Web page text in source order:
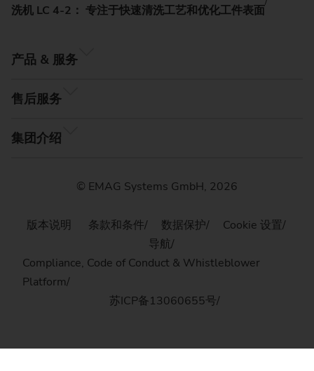
洗机 LC 4-2： 专注于快速清洗工艺和优化工件表面
产品 & 服务
售后服务
集团介绍
© EMAG Systems GmbH, 2026
版本说明 条款和条件 数据保护
Cookie 设置
导航
Compliance, Code of Conduct & Whistleblower
Platform
苏ICP备13060655号